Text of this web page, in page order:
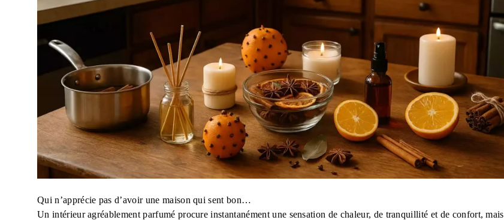
Qui n’apprécie pas d’avoir une maison qui sent bon…
Un intérieur agréablement parfumé procure instantanément une sensation de chaleur, de tranquillité et de confort, mais